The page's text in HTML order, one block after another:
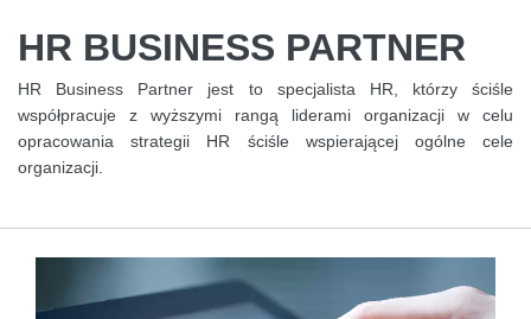
HR BUSINESS PARTNER
HR Business Partner jest to specjalista HR, którzy ściśle
współpracuje z wyższymi rangą liderami organizacji w celu
opracowania strategii HR ściśle wspierającej ogólne cele
organizacji.